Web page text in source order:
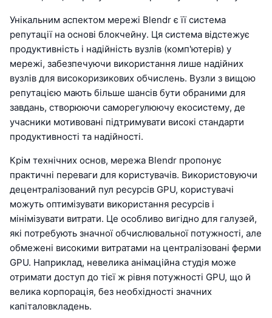
Унікальним аспектом мережі Blendr є її система
репутації на основі блокчейну. Ця система відстежує
продуктивність і надійність вузлів (комп'ютерів) у
мережі, забезпечуючи використання лише надійних
вузлів для високоризикових обчислень. Вузли з вищою
репутацією мають більше шансів бути обраними для
завдань, створюючи саморегулюючу екосистему, де
учасники мотивовані підтримувати високі стандарти
продуктивності та надійності.
Крім технічних основ, мережа Blendr пропонує
практичні переваги для користувачів. Використовуючи
децентралізований пул ресурсів GPU, користувачі
можуть оптимізувати використання ресурсів і
мінімізувати витрати. Це особливо вигідно для галузей,
які потребують значної обчислювальної потужності, але
обмежені високими витратами на централізовані ферми
GPU. Наприклад, невелика анімаційна студія може
отримати доступ до тієї ж рівня потужності GPU, що й
велика корпорація, без необхідності значних
капіталовкладень.